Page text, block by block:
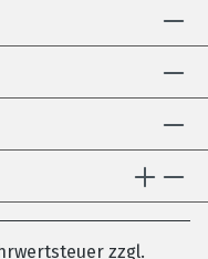
zzgl.